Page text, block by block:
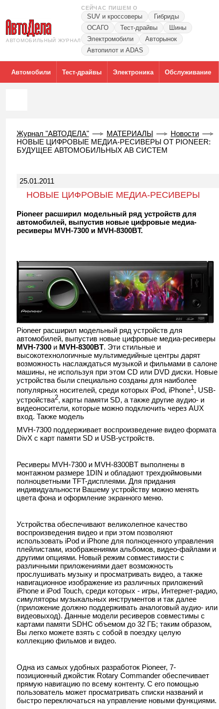
АВТОМОБИЛЬНЫЙ ЖУРНАЛ
СЕЙЧАС ПИШЕМ О
SUV и кроссоверы
Гибриды
ОСАГО
Тест-драйвы
Шины
Электромобили
Авторынок
Автопилот и ADAS
Автомобили Тест-драйвы Электроника Обслуживание
Журнал "АВТОДЕЛА" МАТЕРИАЛЫ
Новости
НОВЫЕ ЦИФРОВЫЕ МЕДИА-РЕСИВЕРЫ ОТ PIONEER:
БУДУЩЕЕ АВТОМОБИЛЬНЫХ АВ СИСТЕМ
25.01.2011
НОВЫЕ ЦИФРОВЫЕ МЕДИА-РЕСИВЕРЫ
ОТ PIONEER: БУДУЩЕЕ
АВТОМОБИЛЬНЫХ АВ СИСТЕМ
Pioneer расширил модельный ряд устройств для
автомобилей, выпустив новые цифровые медиа-
ресиверы MVH-7300 и MVH-8300BT.
Pioneer расширил модельный ряд устройств для
автомобилей, выпустив новые цифровые медиа-ресиверы
MVH-7300 и MVH-8300BT. Эти стильные и
высокотехнологичные мультимедийные центры дарят
возможность наслаждаться музыкой и фильмами в салоне
машины, не используя при этом CD или DVD диски. Новые
устройства были специально созданы для наиболее
популярных носителей, среди которых iPod, iPhone1, USB-
устройства2, карты памяти SD, а также другие аудио- и
видеоносители, которые можно подключить через AUX
вход. Также модель
MVH-7300 поддерживает воспроизведение видео формата
DivX с карт памяти SD и USB-устройств.
Ресиверы MVH-7300 и MVH-8300BT выполнены в
монтажном размере 1DIN и обладают трехдюймовыми
полноцветными TFT-дисплеями. Для придания
индивидуальности Вашему устройству можно менять
цвета фона и оформление экранного меню.
Устройства обеспечивают великолепное качество
воспроизведения видео и при этом позволяют
использовать iPod и iPhone для полноценного управления
плейлистами, изображениями альбомов, видео-файлами и
другими опциями. Новый режим совместимости с
различными приложениями дает возможность
прослушивать музыку и просматривать видео, а также
навигационное изображение из различных приложений
iPhone и iPod Touch, среди которых - игры, Интернет-радио,
симуляторы музыкальных инструментов и так далее
(приложение должно поддерживать аналоговый аудио- или
видеовыход). Данные модели ресиверов совместимы с
картами памяти SDHC объемом до 32 ГБ; таким образом,
Вы легко можете взять с собой в поездку целую
коллекцию фильмов и видео.
Одна из самых удобных разработок Pioneer, 7-
позиционный джойстик Rotary Commander обеспечивает
прямую навигацию по всему контенту. С его помощью
пользователь может просматривать списки названий и
быстро переключаться на управление новыми функциями.